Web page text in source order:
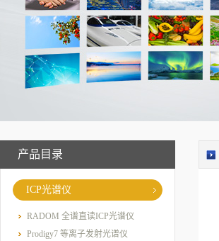
产品目录
ICP光谱仪
RADOM 全谱直读ICP光谱仪
Prodigy7 等离子发射光谱仪